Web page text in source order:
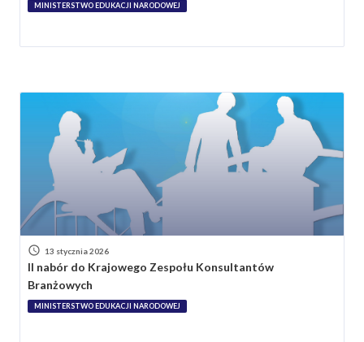
MINISTERSTWO EDUKACJI NARODOWEJ
13 stycznia 2026
II nabór do Krajowego Zespołu Konsultantów
Branżowych
MINISTERSTWO EDUKACJI NARODOWEJ